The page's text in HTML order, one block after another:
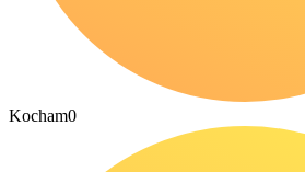
Kocham0